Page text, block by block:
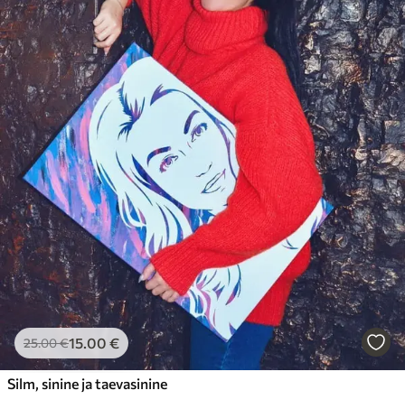
25.00€15.00 €
Silm, sinine ja taevasinine